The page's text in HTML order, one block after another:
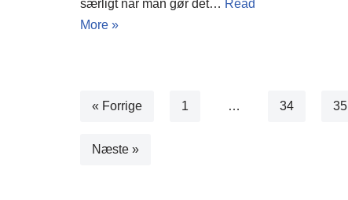
særligt når man gør det… Read
More »
« Forrige 1 … 34 35
Næste »